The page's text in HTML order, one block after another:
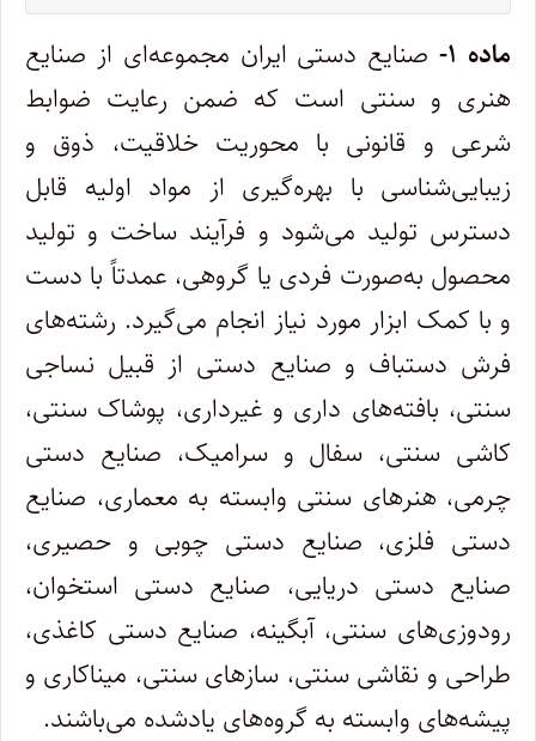
ماده ۱-
صنایع دستی ایران مجموعه‌ای از صنایع
هنری و سنتی است که ضمن رعایت ضوابط
شرعی و قانونی با محوریت خلاقیت، ذوق و
زیبایی‌شناسی با بهره‌گیری از مواد اولیه قابل
دسترس تولید می‌شود و فرآیند ساخت و تولید
محصول به‌صورت فردی یا گروهی، عمدتاً با دست
و با کمک ابزار مورد نیاز انجام می‌گیرد. رشته‌های
فرش دستباف و صنایع دستی از قبیل نساجی
سنتی، بافته‌های داری و غیرداری، پوشاک سنتی،
کاشی سنتی، سفال و سرامیک، صنایع دستی
چرمی، هنرهای سنتی وابسته به معماری، صنایع
دستی فلزی، صنایع دستی چوبی و حصیری،
صنایع دستی دریایی، صنایع دستی استخوان،
رودوزی‌های سنتی، آبگینه، صنایع دستی کاغذی،
طراحی و نقاشی سنتی، سازهای سنتی، میناکاری و
پیشه‌های وابسته به گروه‌های یادشده می‌باشند.